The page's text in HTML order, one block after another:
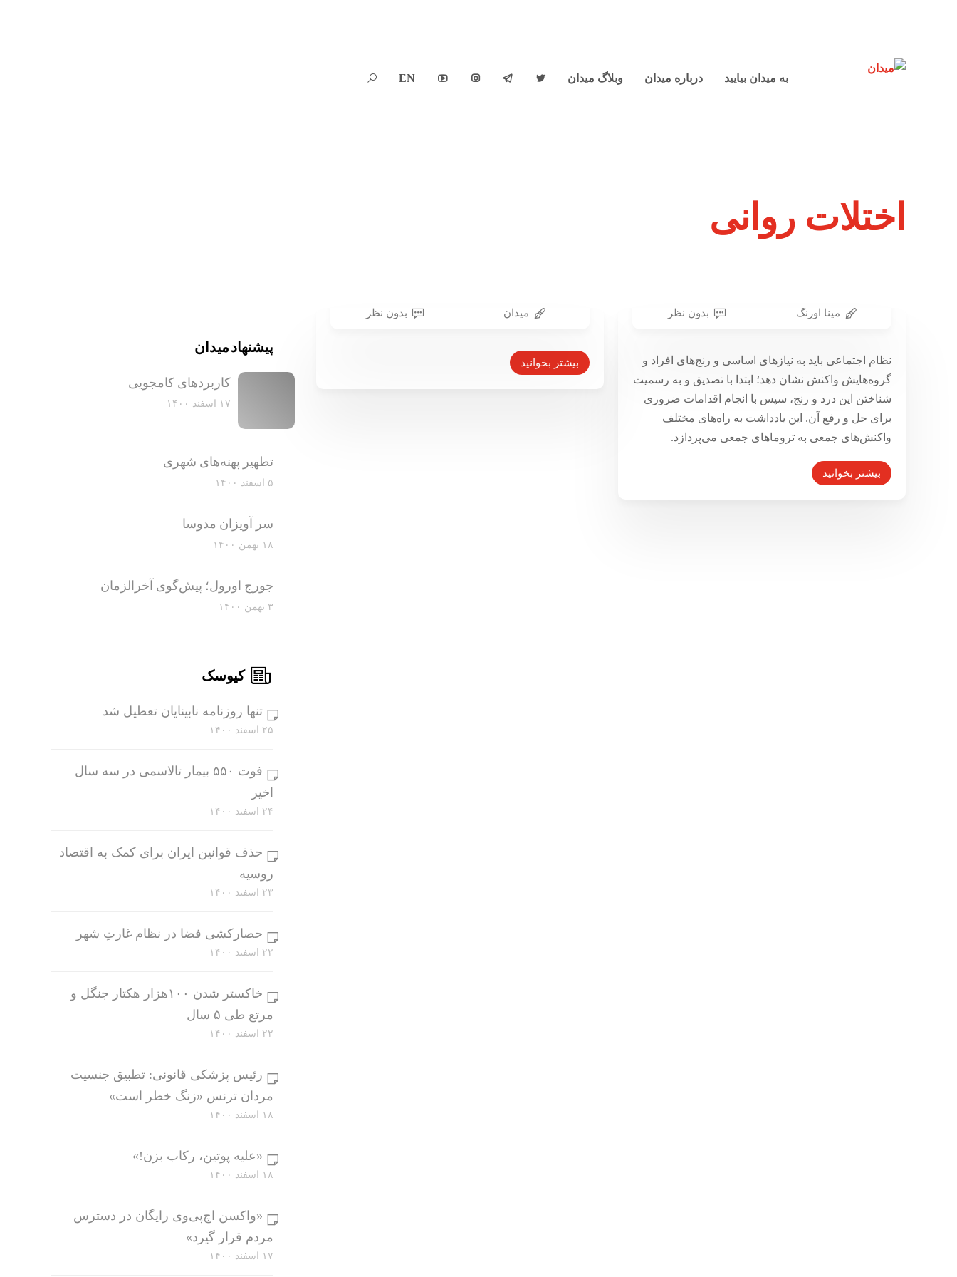
به میدان بیایید درباره میدان وبلاگ میدان 



EN

اختلات روانی
۲۱ تیر ۱۳۹۹
مینا اورنگ بدون نظر
نظام اجتماعی باید به نیازهای اساسی و رنج‌های افراد و
گروه‌هایش واکنش نشان دهد؛ ابتدا با تصدیق و به رسمیت
شناختن این درد و رنج، سپس با انجام اقدامات ضروری
برای حل و رفع آن. این یادداشت به راه‌های مختلف
واکنش‌های جمعی به تروماهای جمعی می‌پردازد.
بیشتر بخوانید
میدان بدون نظر
بیشتر بخوانید
پیشنهاد میدان
کاربرد‌های کامجویی
۱۷ اسفند ۱۴۰۰
تطهیر پهنه‌های شهری
۵ اسفند ۱۴۰۰
سر آویزان مدوسا
۱۸ بهمن ۱۴۰۰
جورج اورول؛ پیش‌گوی آخرالزمان
۳ بهمن ۱۴۰۰
کیوسک
تنها روزنامه نابینایان تعطیل شد
۲۵ اسفند ۱۴۰۰
فوت ۵۵۰ بیمار تالاسمی در سه سال
اخیر
۲۴ اسفند ۱۴۰۰
حذف قوانین ایران برای کمک به اقتصاد
روسیه
۲۳ اسفند ۱۴۰۰
حصارکشی فضا در نظام غارتِ شهر
۲۲ اسفند ۱۴۰۰
خاکستر شدن ۱۰۰هزار هکتار جنگل و
مرتع طی ۵ سال
۲۲ اسفند ۱۴۰۰
رئیس پزشکی قانونی: تطبیق جنسیت
مردان ترنس «زنگ خطر است»
۱۸ اسفند ۱۴۰۰
«علیه پوتین، رکاب بزن!»
۱۸ اسفند ۱۴۰۰
«واکسن اچ‌پی‌وی رایگان در دسترس
مردم قرار گیرد»
۱۷ اسفند ۱۴۰۰